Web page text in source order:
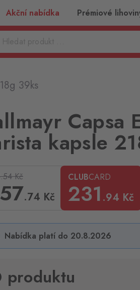
Akční nabídka Prémiové
39ks
Capsa
kapsle
Kč
.74 Kč
CLUBCARD
231 .94 Kč
Nabídka platí do 20.8.2026
produktu